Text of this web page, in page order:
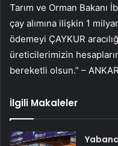
Tarım ve Orman Bakanı
çay alımına ilişkin 1
ödemeyi ÇAYKUR
üreticilerimizin
bereketli olsun.” –
İlgili Makaleler